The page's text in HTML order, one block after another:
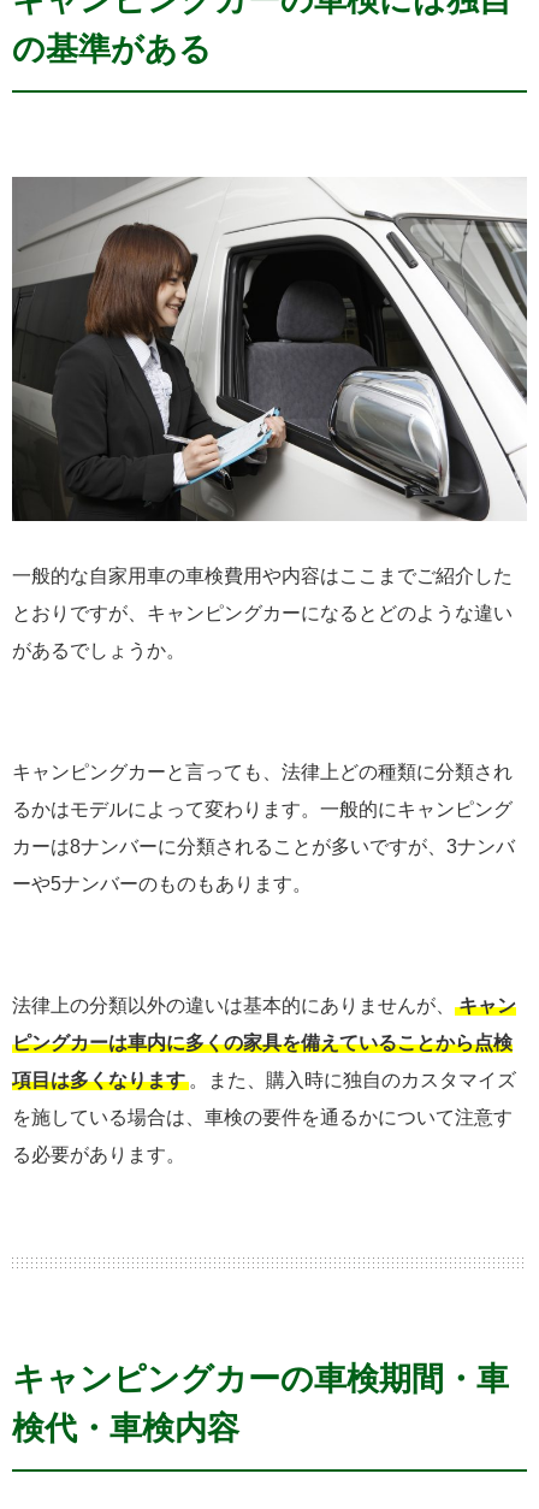
の基準がある
一般的な自家用車の車検費用や内容はここまでご紹介した
とおりですが、キャンピングカーになるとどのような違い
があるでしょうか。
キャンピングカーと言っても、法律上どの種類に分類され
るかはモデルによって変わります。一般的にキャンピング
カーは8ナンバーに分類されることが多いですが、3ナンバ
ーや5ナンバーのものもあります。
法律上の分類以外の違いは基本的にありませんが、
キャン
ピングカーは車内に多くの家具を備えていることから点検
項目は多くなります 。また、購入時に独自のカスタマイズ
を施している場合は、車検の要件を通るかについて注意す
る必要があります。
キャンピングカーの車検期間・車
検代・車検内容